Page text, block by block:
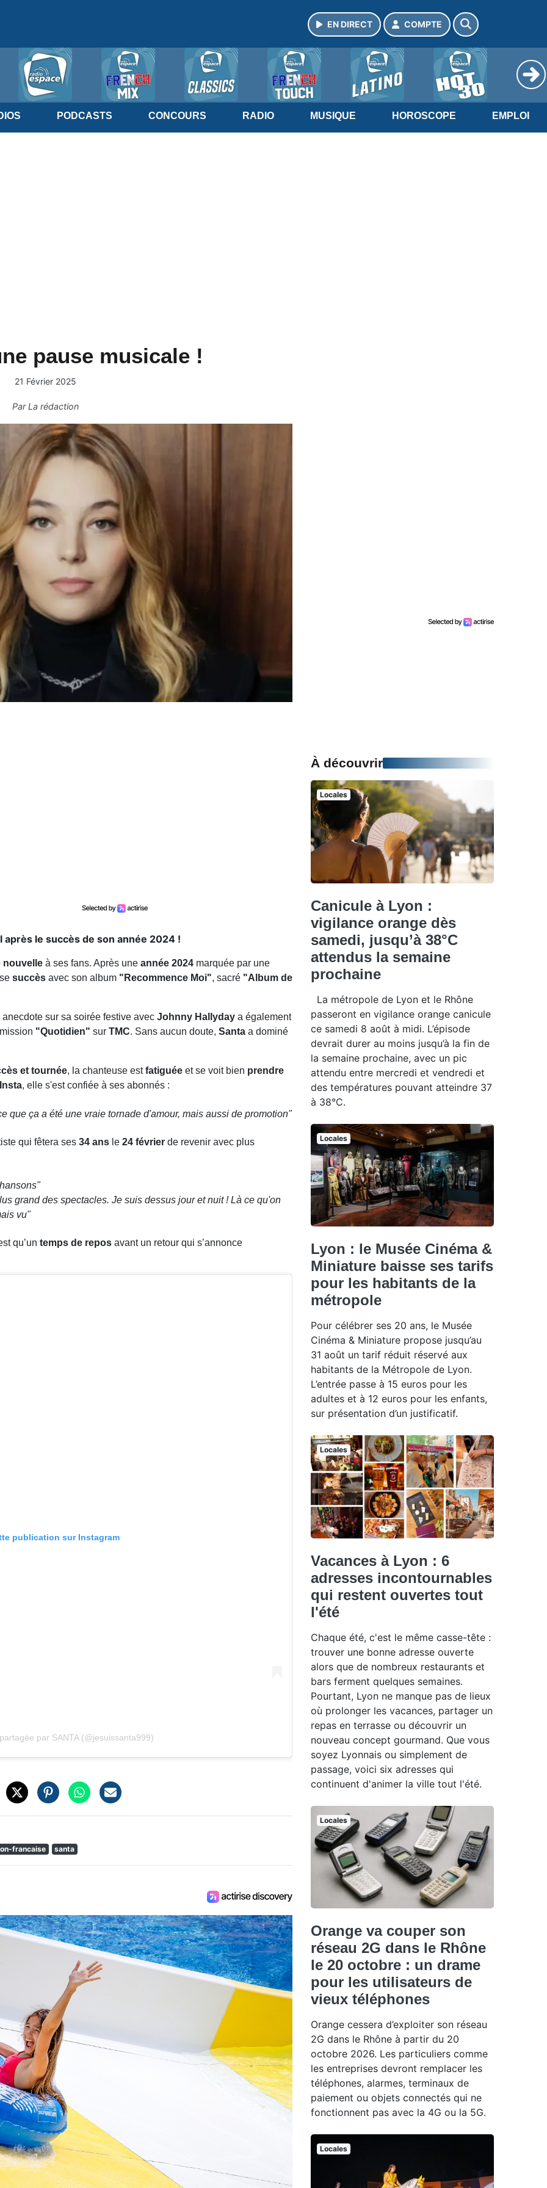
EN DIRECT COMPTE
PODCASTS CONCOURS RADIO MUSIQUE HOROSCOPE EMPLOI
pause musicale !
21 Février 2025
ParLa rédaction
le succès de son année 2024 !
nouvelle à ses fans. Après une année 2024 marquée par une
succès avec son album "Recommence Moi", sacré "Album de
sur sa soirée festive avec Johnny Hallyday a également
"Quotidien" sur TMC. Sans aucun doute, Santa a dominé
et tournée, la chanteuse estfatiguée et se voit bien prendre
, elle s'est confiée à ses abonnés :
que ça a été une vraie tornade d'amour, mais aussi de promotion"
qui fêtera ses 34 ans le 24 février de revenir avec plus
grand des spectacles. Je suis dessus jour et nuit ! Là ce qu'on
vu"
qu’un temps de repos avant un retour qui s’annonce
publication sur Instagram
par SANTA (@jesuissanta999)
francaise santa
À découvrir
Locales
Canicule à Lyon :
vigilance orange dès
samedi, jusqu’à 38°C
attendus la semaine
prochaine
La métropole de Lyon et le Rhône
passeront en vigilance orange canicule
ce samedi 8 août à midi. L’épisode
devrait durer au moins jusqu’à la fin de
la semaine prochaine, avec un pic
attendu entre mercredi et vendredi et
des températures pouvant atteindre 37
à 38°C.
Locales
Lyon : le Musée Cinéma &
Miniature baisse ses tarifs
pour les habitants de la
métropole
Pour célébrer ses 20 ans, le Musée
Cinéma & Miniature propose jusqu’au
31 août un tarif réduit réservé aux
habitants de la Métropole de Lyon.
L’entrée passe à 15 euros pour les
adultes et à 12 euros pour les enfants,
sur présentation d’un justificatif.
Locales
Vacances à Lyon : 6
adresses incontournables
qui restent ouvertes tout
l'été
Chaque été, c'est le même casse-tête :
trouver une bonne adresse ouverte
alors que de nombreux restaurants et
bars ferment quelques semaines.
Pourtant, Lyon ne manque pas de lieux
où prolonger les vacances, partager un
repas en terrasse ou découvrir un
nouveau concept gourmand. Que vous
soyez Lyonnais ou simplement de
passage, voici six adresses qui
continuent d'animer la ville tout l'été.
Locales
Orange va couper son
réseau 2G dans le Rhône
le 20 octobre : un drame
pour les utilisateurs de
vieux téléphones
Orange cessera d’exploiter son réseau
2G dans le Rhône à partir du 20
octobre 2026. Les particuliers comme
les entreprises devront remplacer les
téléphones, alarmes, terminaux de
paiement ou objets connectés qui ne
fonctionnent pas avec la 4G ou la 5G.
Locales